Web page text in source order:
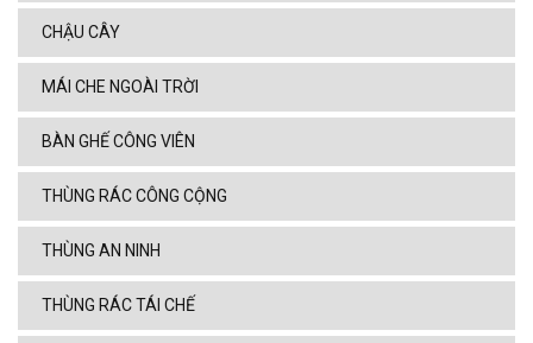
CHẬU CÂY
MÁI CHE NGOÀI TRỜI
BÀN GHẾ CÔNG VIÊN
THÙNG RÁC CÔNG CỘNG
THÙNG AN NINH
THÙNG RÁC TÁI CHẾ